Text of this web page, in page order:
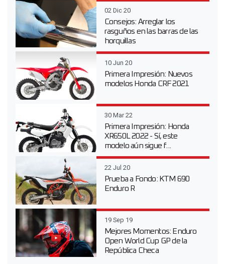
02 Dic 20
Consejos: Arreglar los
rasguños en las barras de las
horquillas
10 Jun 20
Primera Impresión: Nuevos
modelos Honda CRF 2021
30 Mar 22
Primera Impresión: Honda
XR650L 2022 - Sí, este
modelo aún sigue f...
22 Jul 20
Prueba a Fondo: KTM 690
Enduro R
19 Sep 19
Mejores Momentos: Enduro
Open World Cup GP de la
República Checa